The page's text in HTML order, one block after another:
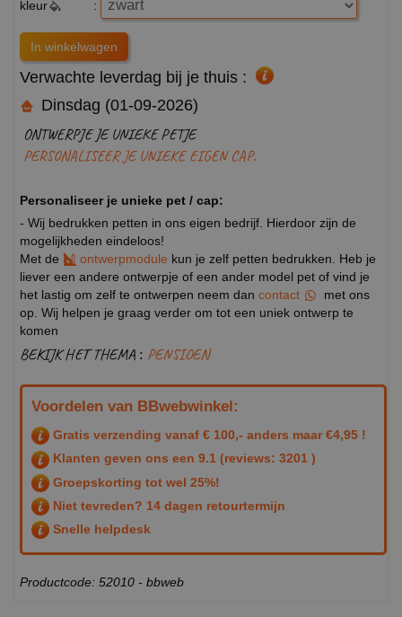
kleur :
Verwachte leverdag bij je thuis :
Dinsdag (01-09-2026)
ONTWERPJE JE UNIEKE PETJE
PERSONALISEER JE UNIEKE EIGEN CAP.
Personaliseer je unieke pet / cap:
- Wij bedrukken petten in ons eigen bedrijf. Hierdoor zijn de
mogelijkheden eindeloos!
Met de
ontwerpmodule kun je zelf petten bedrukken. Heb je
liever een andere ontwerpje of een ander model pet of vind je
het lastig om zelf te ontwerpen neem dan contact
met ons
op. Wij helpen je graag verder om tot een uniek ontwerp te
komen
BEKIJK HET THEMA : PENSIOEN
Voordelen van BBwebwinkel:
Gratis verzending vanaf € 100,- anders maar €4,95 !
Klanten geven ons een 9.1 (reviews: 3201 )
Groepskorting tot wel 25%!
Niet tevreden? 14 dagen retourtermijn
Snelle helpdesk
Productcode: 52010 - bbweb